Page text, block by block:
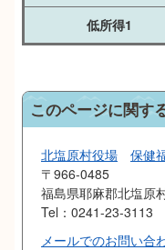
低所得1
このページに関す
北塩原村役場 保健
〒966-0485
福島県耶麻郡北塩原
Tel：0241-23-3113
メールでのお問い合